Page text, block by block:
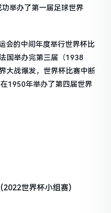
举办了第一届足球世界
会的中间年度举行世界杯比
国举办完第三届（1938
大战爆发，世界杯比赛中断
1950年举办了第四届世界